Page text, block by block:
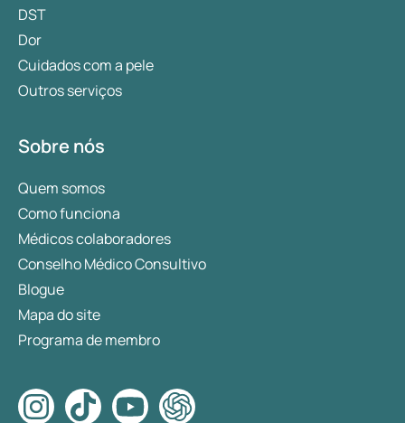
DST
Dor
Cuidados com a pele
Outros serviços
Sobre nós
Quem somos
Como funciona
Médicos colaboradores
Conselho Médico Consultivo
Blogue
Mapa do site
Programa de membro